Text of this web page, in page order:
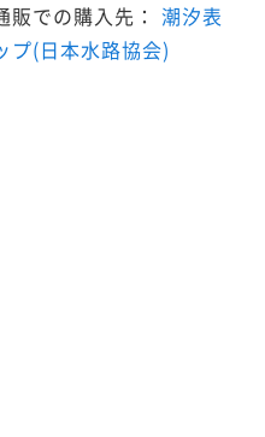
販での購入先：潮汐表
プ(日本水路協会)